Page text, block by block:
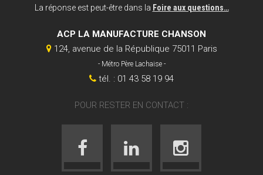
La réponse est peut-être dans la Foire aux questions…
ACP LA MANUFACTURE CHANSON
124, avenue de la République 75011 Paris
- Métro Père Lachaise -
tél. : 01 43 58 19 94
POUR RESTER EN CONTACT :